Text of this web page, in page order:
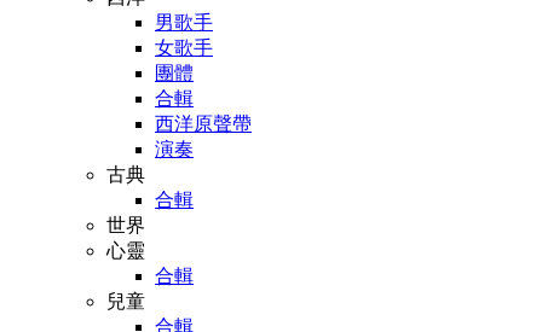
男歌手
女歌手
團體
合輯
西洋原聲帶
演奏
古典
合輯
世界
心靈
合輯
兒童
合輯